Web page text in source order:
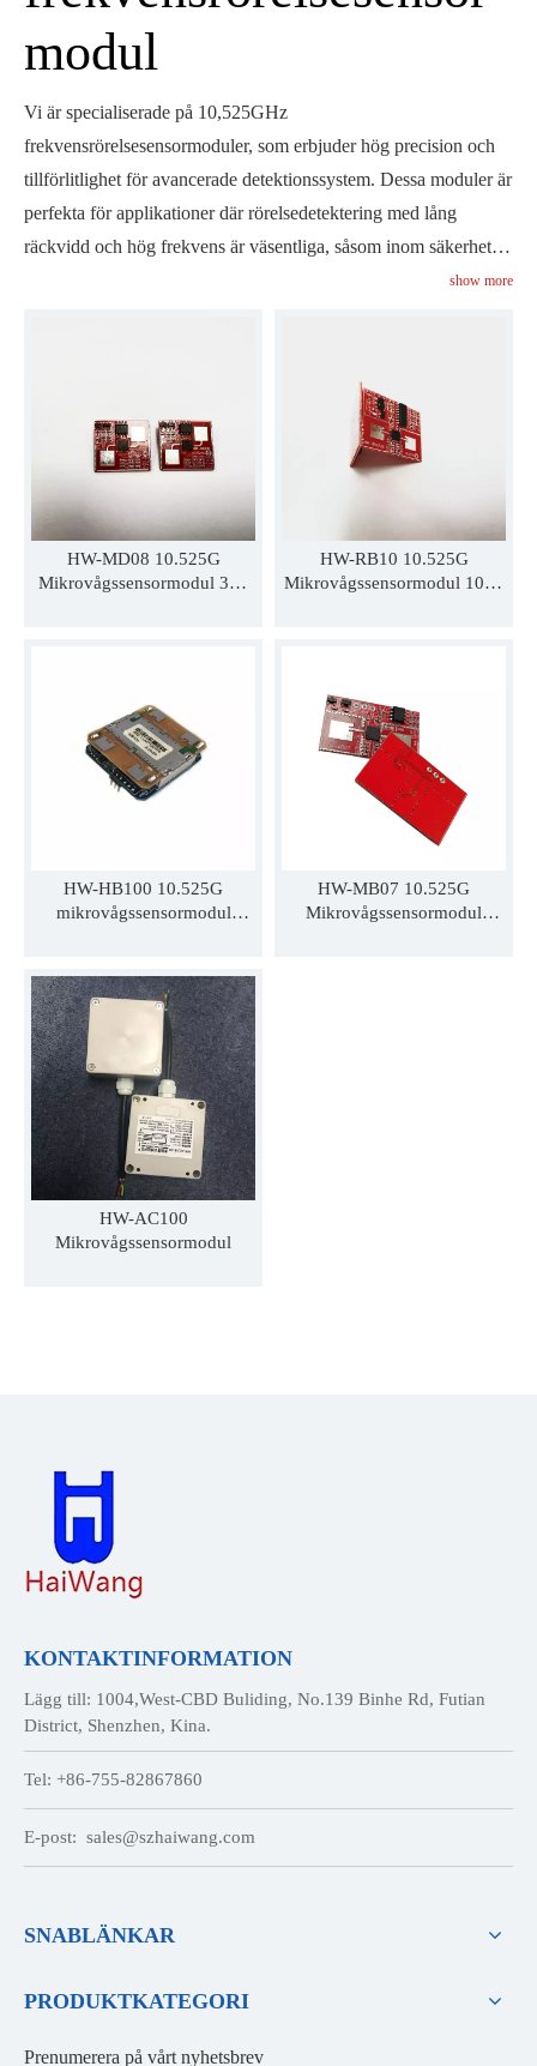
modul
Vi är specialiserade på 10,525GHz
frekvensrörelsesensormoduler, som erbjuder hög precision och
tillförlitlighet för avancerade detektionssystem. Dessa moduler är
perfekta för applikationer där rörelsedetektering med lång
räckvidd och hög frekvens är väsentliga, såsom inom säkerhet
och trafikövervakning. Våra sensorer ger exakt detektering även
alternativ för att skräddarsy modulerna efter dina specifika
behov. Utforska hur våra 10,525 GHz-moduler kan förbättra
dina projekt med banbrytande teknik.
show more
HW-MD08 10.525G
Mikrovågssensormodul 360
HW-RB10 10.525G
Mikrovågssensormodul 10 m
HW-HB100 10.525G
mikrovågssensormodul
detekteringsavstånd
HW-MB07 10.525G
Mikrovågssensormodul
HW-AC100
Mikrovågssensormodul
KONTAKTINFORMATION
Lägg till: 1004,West-CBD Buliding, No.139 Binhe Rd, Futian
District, Shenzhen, Kina.
Tel: +86-755-82867860
E-post: sales@szhaiwang.com
SNABLÄNKAR
PRODUKTKATEGORI
Prenumerera på vårt nyhetsbrev